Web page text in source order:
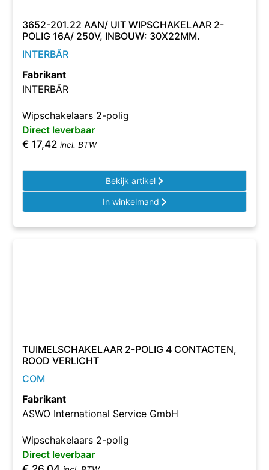
3652-201.22 AAN/ UIT WIPSCHAKELAAR 2-
POLIG 16A/ 250V, INBOUW: 30X22MM.
INTERBÄR
Fabrikant
INTERBÄR
Wipschakelaars 2-polig
Direct leverbaar
€ 17,42 incl. BTW
Bekijk artikel
In winkelmand
TUIMELSCHAKELAAR 2-POLIG 4 CONTACTEN,
ROOD VERLICHT
COM
Fabrikant
ASWO International Service GmbH
Wipschakelaars 2-polig
Direct leverbaar